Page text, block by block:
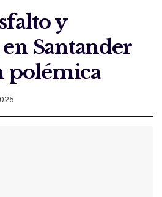
y
Santander
polémica